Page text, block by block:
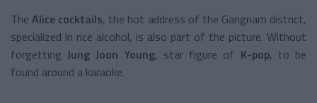
TheAlice cocktails, the hot address of the Gangnam district,
specialized in rice alcohol, is also part of the picture. Without
forgetting Jung Joon Young, star figure of K-pop, to be
found around a karaoke.